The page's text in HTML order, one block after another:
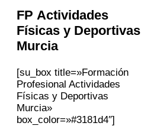
FP Actividades
Físicas y Deportivas
Murcia
[su_box title=»Formación
Profesional Actividades
Físicas y Deportivas
Murcia»
box_color=»#3181d4″]